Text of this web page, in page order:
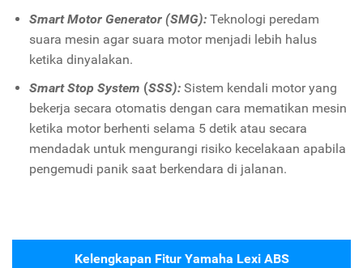
Smart Motor Generator (SMG): Teknologi peredam
suara mesin agar suara motor menjadi lebih halus
ketika dinyalakan.
Smart Stop System (SSS):Sistem kendali motor yang
bekerja secara otomatis dengan cara mematikan mesin
ketika motor berhenti selama 5 detik atau secara
mendadak untuk mengurangi risiko kecelakaan apabila
pengemudi panik saat berkendara di jalanan.
Kelengkapan Fitur Yamaha Lexi ABS